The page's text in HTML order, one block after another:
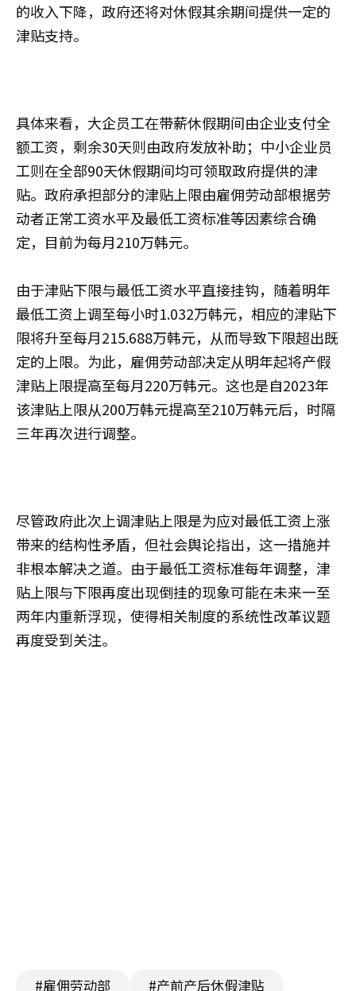
的收入下降，政府还将对休假其余期间提供一定的
津贴支持。
具体来看，大企员工在带薪休假期间由企业支付全
额工资，剩余30天则由政府发放补助；中小企业员
工则在全部90天休假期间均可领取政府提供的津
贴。政府承担部分的津贴上限由雇佣劳动部根据劳
动者正常工资水平及最低工资标准等因素综合确
定，目前为每月210万韩元。
由于津贴下限与最低工资水平直接挂钩，随着明年
最低工资上调至每小时1.032万韩元，相应的津贴下
限将升至每月215.688万韩元，从而导致下限超出既
定的上限。为此，雇佣劳动部决定从明年起将产假
津贴上限提高至每月220万韩元。这也是自2023年
该津贴上限从200万韩元提高至210万韩元后，时隔
三年再次进行调整。
尽管政府此次上调津贴上限是为应对最低工资上涨
带来的结构性矛盾，但社会舆论指出，这一措施并
非根本解决之道。由于最低工资标准每年调整，津
贴上限与下限再度出现倒挂的现象可能在未来一至
两年内重新浮现，使得相关制度的系统性改革议题
再度受到关注。
#雇佣劳动部
#产前产后休假津贴